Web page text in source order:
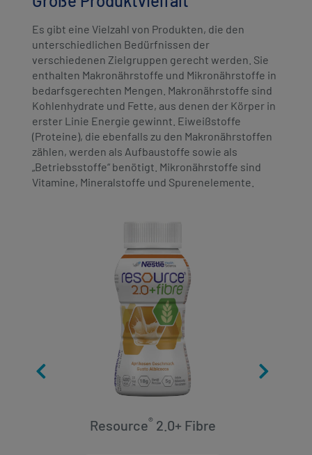
Es gibt eine Vielzahl von Produkten, die den
unterschiedlichen Bedürfnissen der
verschiedenen Zielgruppen gerecht werden. Sie
enthalten Makronährstoffe und Mikronährstoffe in
bedarfsgerechten Mengen. Makronährstoffe sind
Kohlenhydrate und Fette, aus denen der Körper in
erster Linie Energie gewinnt. Eiweißstoffe
(Proteine), die ebenfalls zu den Makronährstoffen
zählen, werden als Aufbaustoffe sowie als
„Betriebsstoffe“ benötigt. Mikronährstoffe sind
Vitamine, Mineralstoffe und Spurenelemente.
Resource® 2.0+ Fibre